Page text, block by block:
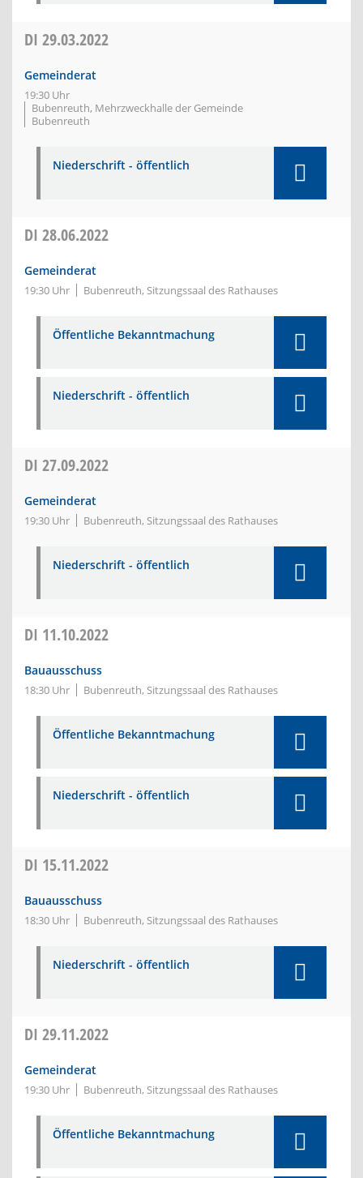
DI 29.03.2022
Gemeinderat
19:30 Uhr
Bubenreuth, Mehrzweckhalle der Gemeinde
Bubenreuth
Niederschrift - öffentlich
DI 28.06.2022
Gemeinderat
19:30 Uhr Bubenreuth, Sitzungssaal des Rathauses
Öffentliche Bekanntmachung
Niederschrift - öffentlich
DI 27.09.2022
Gemeinderat
19:30 Uhr Bubenreuth, Sitzungssaal des Rathauses
Niederschrift - öffentlich
DI 11.10.2022
Bauausschuss
18:30 Uhr Bubenreuth, Sitzungssaal des Rathauses
Öffentliche Bekanntmachung
Niederschrift - öffentlich
DI 15.11.2022
Bauausschuss
18:30 Uhr Bubenreuth, Sitzungssaal des Rathauses
Niederschrift - öffentlich
DI 29.11.2022
Gemeinderat
19:30 Uhr Bubenreuth, Sitzungssaal des Rathauses
Öffentliche Bekanntmachung